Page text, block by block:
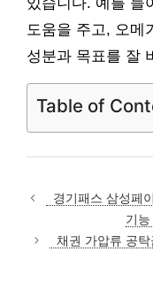
도움을 주고, 오메
성분과 목표를 잘
Table of
경기패스 삼성페
기
채권 가압류 공